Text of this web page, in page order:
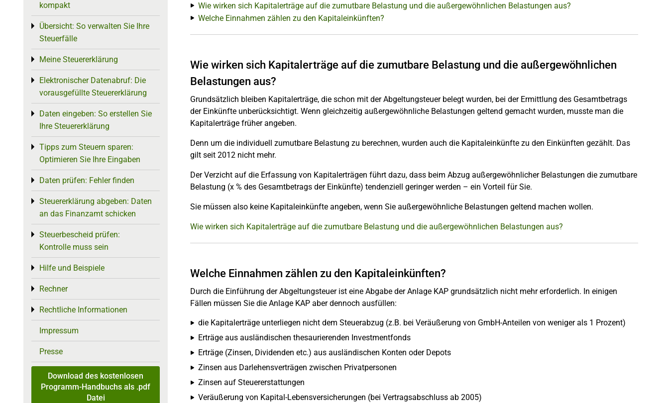
Wie wirken sich Kapitalerträge auf die zumutbare Belastung und die außergewöhnlichen Belastungen aus?
Welche Einnahmen zählen zu den Kapitaleinkünften?
Wie wirken sich Kapitalerträge auf die zumutbare Belastung und die außergewöhnlichen
Belastungen aus?
Grundsätzlich bleiben Kapitalerträge, die schon mit der Abgeltungsteuer belegt wurden, bei der Ermittlung des Gesamtbetrags
der Einkünfte unberücksichtigt. Wenn gleichzeitig außergewöhnliche Belastungen geltend gemacht wurden, musste man die
Kapitalerträge früher angeben.
Denn um die individuell zumutbare Belastung zu berechnen, wurden auch die Kapitaleinkünfte zu den Einkünften gezählt. Das
gilt seit 2012 nicht mehr.
Der Verzicht auf die Erfassung von Kapitalerträgen führt dazu, dass beim Abzug außergewöhnlicher Belastungen die zumutbare
Belastung (x % des Gesamtbetrags der Einkünfte) tendenziell geringer werden – ein Vorteil für Sie.
Sie müssen also keine Kapitaleinkünfte angeben, wenn Sie außergewöhnliche Belastungen geltend machen wollen.
Wie wirken sich Kapitalerträge auf die zumutbare Belastung und die außergewöhnlichen Belastungen aus?
Welche Einnahmen zählen zu den Kapitaleinkünften?
Durch die Einführung der Abgeltungsteuer ist eine Abgabe der Anlage KAP grundsätzlich nicht mehr erforderlich. In einigen
Fällen müssen Sie die Anlage KAP aber dennoch ausfüllen:
die Kapitalerträge unterliegen nicht dem Steuerabzug (z.B. bei Veräußerung von GmbH-Anteilen von weniger als 1 Prozent)
Erträge aus ausländischen thesaurierenden Investmentfonds
Erträge (Zinsen, Dividenden etc.) aus ausländischen Konten oder Depots
Zinsen aus Darlehensverträgen zwischen Privatpersonen
Zinsen auf Steuererstattungen
Veräußerung von Kapital-Lebensversicherungen (bei Vertragsabschluss ab 2005)
kompakt
Übersicht: So verwalten Sie Ihre
Steuerfälle
Toggle menu
Meine Steuererklärung
Toggle menu
Elektronischer Datenabruf: Die
vorausgefüllte Steuererklärung
Toggle menu
Daten eingeben: So erstellen Sie
Ihre Steuererklärung
Toggle menu
Tipps zum Steuern sparen:
Optimieren Sie Ihre Eingaben
Toggle menu
Daten prüfen: Fehler finden
Toggle menu
Steuererklärung abgeben: Daten
an das Finanzamt schicken
Toggle menu
Steuerbescheid prüfen:
Kontrolle muss sein
Toggle menu
Hilfe und Beispiele
Toggle menu
Rechner
Toggle menu
Rechtliche Informationen
Toggle menu
Impressum
Presse
Download des kostenlosen
Programm-Handbuchs als .pdf
Datei